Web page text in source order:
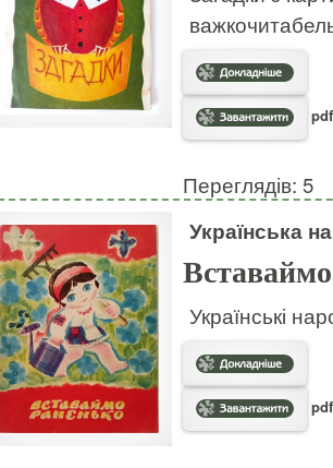
Переглядів: 5
Українська
Українські